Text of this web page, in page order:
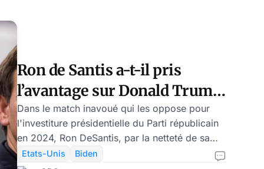
égales, comme on l’avait vu il y a deux ans. Le
jeu de l’alternance est-
Ron de Santis a-t-il pris
l’avantage sur Donald Trump
dans la course à l’investiture
républicaine pour l’élection
présidentielle de 2024?
Dans le match inavoué qui les oppose pour
l'investiture présidentielle du Parti républicain
en 2024, Ron DeSantis, par la netteté de sa
victoire - qui contraste avec le résultat mitigé à
Etats-Unis
Biden